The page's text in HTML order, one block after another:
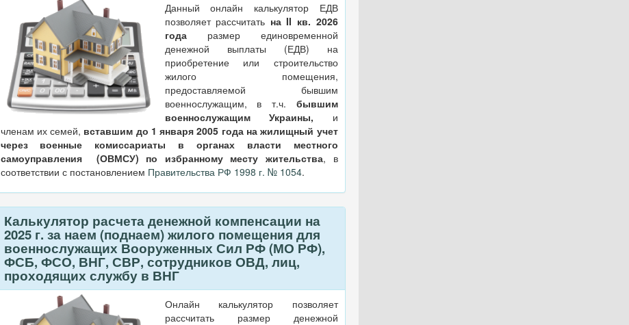
Данный онлайн калькулятор ЕДВ
позволяет рассчитать на II кв. 2026
годаразмер единовременной
денежной выплаты (ЕДВ) на
приобретение или строительство
жилого помещения,
предоставляемой бывшим
военнослужащим, в т.ч. бывшим
военнослужащим Украины, и
членам их семей, вставшим до 1 января 2005 года на жилищный учет
через военные комиссариаты в органах власти местного
самоуправления (ОВМСУ) по избранному месту жительства, в
соответствии с постановлением Правительства РФ 1998 г. № 1054.
Калькулятор расчета денежной компенсации на
2025 г. за наем (поднаем) жилого помещения для
военнослужащих Вооруженных Сил РФ (МО РФ),
ФСБ, ФСО, ВНГ, СВР, сотрудников ОВД, лиц,
проходящих службу в ВНГ
Онлайн калькулятор позволяет
рассчитать размер денежной